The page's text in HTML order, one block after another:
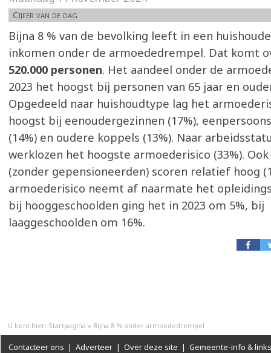
Cijfer van de dag
Bijna 8 % van de bevolking leeft in een
inkomen onder de armoededrempel. Dat komt
520.000 personen. Het aandeel onder de
2023 het hoogst bij personen van 65 jaar en
Opgedeeld naar huishoudtype lag het
hoogst bij eenoudergezinnen (17%),
(14%) en oudere koppels (13%). Naar
werklozen het hoogste armoederisico (33%).
(zonder gepensioneerden) scoren relatief hoog
armoederisico neemt af naarmate het
bij hooggeschoolden ging het in 2023 om 5%, bij
laaggeschoolden om 16%.
U bent hier: Startpagina » Bijna 8 % onder armoededrempel
Contacteer ons | Adverteer | Over deze site | Gemeente-info & links